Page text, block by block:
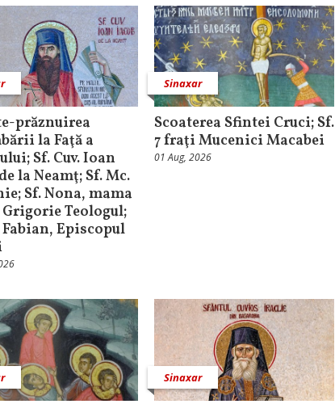
prăznuirea
la Faţă a
Sf. Cuv. Ioan
la Neamţ; Sf. Mc.
Sf. Nona, mama
Grigorie Teologul;
Fabian, Episcopul
Sinaxar
Scoaterea Sfintei Cruci; Sf.
7 fraţi Mucenici Macabei
01 Aug, 2026
Sinaxar